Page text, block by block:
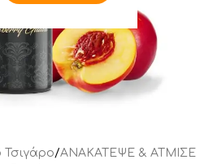
Τσιγάρο/ΑΝΑΚΑΤΕΨΕ & ΑΤΜΙΣΕ